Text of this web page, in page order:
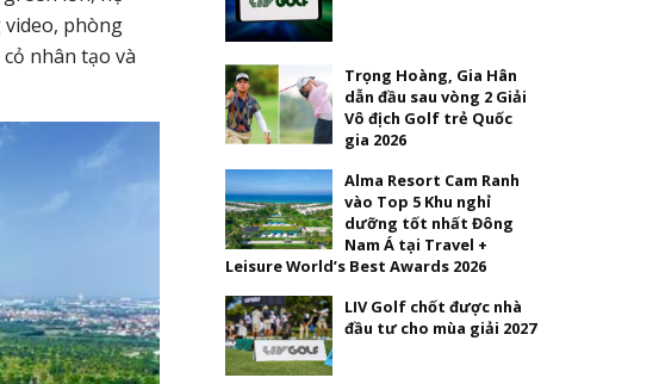
phòng
nhân tạo và
Trọng Hoàng, Gia Hân
dẫn đầu sau vòng 2 Giải
Vô địch Golf trẻ Quốc
gia 2026
Alma Resort Cam Ranh
vào Top 5 Khu nghỉ
dưỡng tốt nhất Đông
Nam Á tại Travel +
Leisure World’s Best Awards 2026
LIV Golf chốt được nhà
đầu tư cho mùa giải 2027